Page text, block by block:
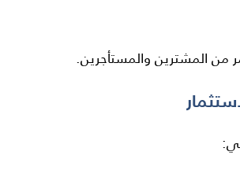
المشترين والمستأجرين.